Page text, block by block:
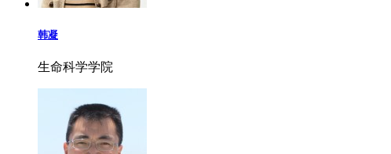
韩凝
生命科学学院